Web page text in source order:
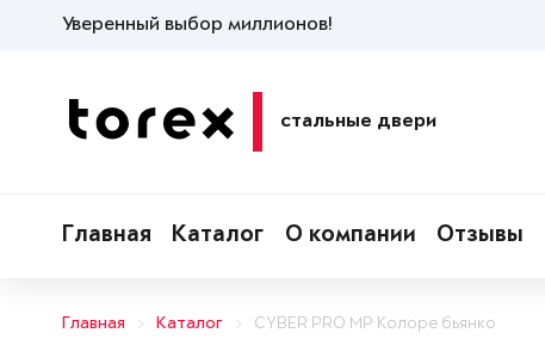
Уверенный выбор миллионов!
стальные двери
Главная Каталог О компании Отзывы
Главная Каталог CYBER PRO MP Колоре бьянко